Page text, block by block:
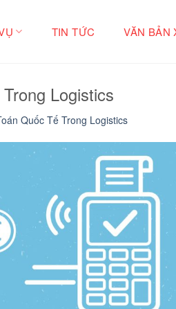
TIN TỨC VĂN BẢN
Logistics
Quốc Tế Trong Logistics